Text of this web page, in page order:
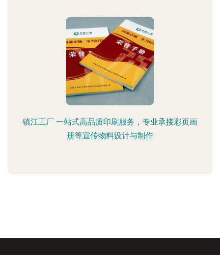
镇江工厂 一站式高品质印刷服务，专业承接彩页画
册等宣传物料设计与制作